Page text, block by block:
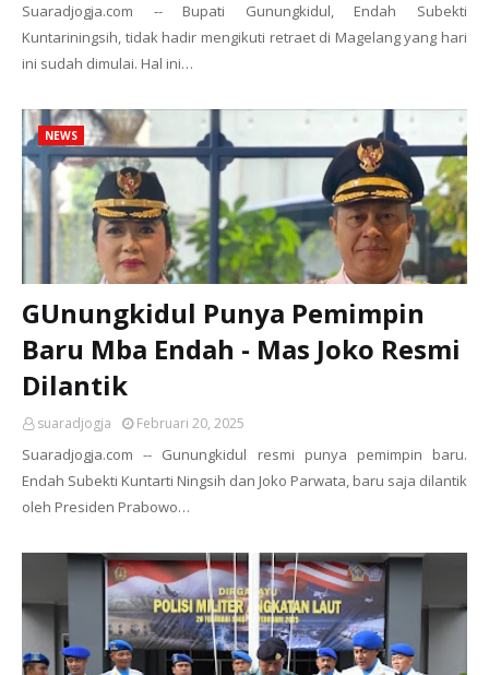
Suaradjogja.com -- Bupati Gunungkidul, Endah Subekti
Kuntariningsih, tidak hadir mengikuti retraet di Magelang yang hari
ini sudah dimulai. Hal ini…
NEWS
GUnungkidul Punya Pemimpin
Baru Mba Endah - Mas Joko Resmi
Dilantik
suaradjogja Februari 20, 2025
Suaradjogja.com -- Gunungkidul resmi punya pemimpin baru.
Endah Subekti Kuntarti Ningsih dan Joko Parwata, baru saja dilantik
oleh Presiden Prabowo…